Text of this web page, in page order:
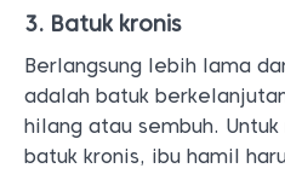
3. Batuk kronis
Berlangsung lebih lama
adalah batuk
hilang atau sembuh.
batuk kronis, ibu hamil